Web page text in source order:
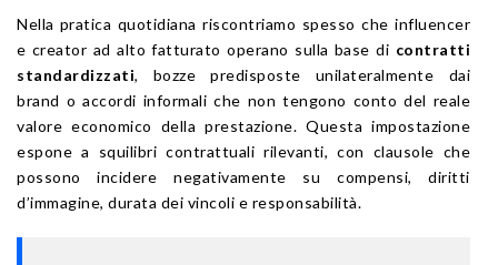
Nella pratica quotidiana riscontriamo spesso che influencer
e creator ad alto fatturato operano sulla base di contratti
standardizzati, bozze predisposte unilateralmente dai
brand o accordi informali che non tengono conto del reale
valore economico della prestazione. Questa impostazione
espone a squilibri contrattuali rilevanti, con clausole che
possono incidere negativamente su compensi, diritti
d’immagine, durata dei vincoli e responsabilità.